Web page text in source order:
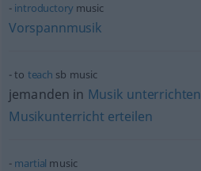
introductorymusic
Vorspannmusik
to teach sb music
jemanden in Musik unterrichten
Musikunterricht erteilen
martial music